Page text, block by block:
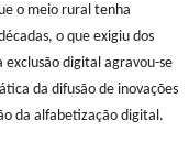
o meio rural tenha
o que exigiu dos
digital agravou-se
da difusão de inovações
da alfabetização digital.